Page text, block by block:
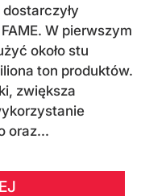
W pierwszym
około stu
ton produktów.
zwiększa
oraz...